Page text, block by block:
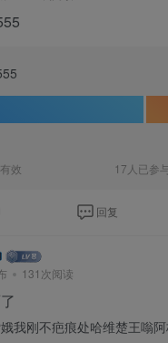
效 17人已参
回复
131次阅读
我刚不疤痕处哈维楚王嗡阿